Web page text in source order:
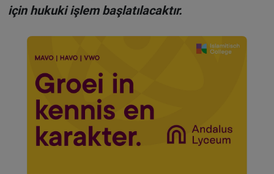
için hukuki işlem başlatılacaktır.